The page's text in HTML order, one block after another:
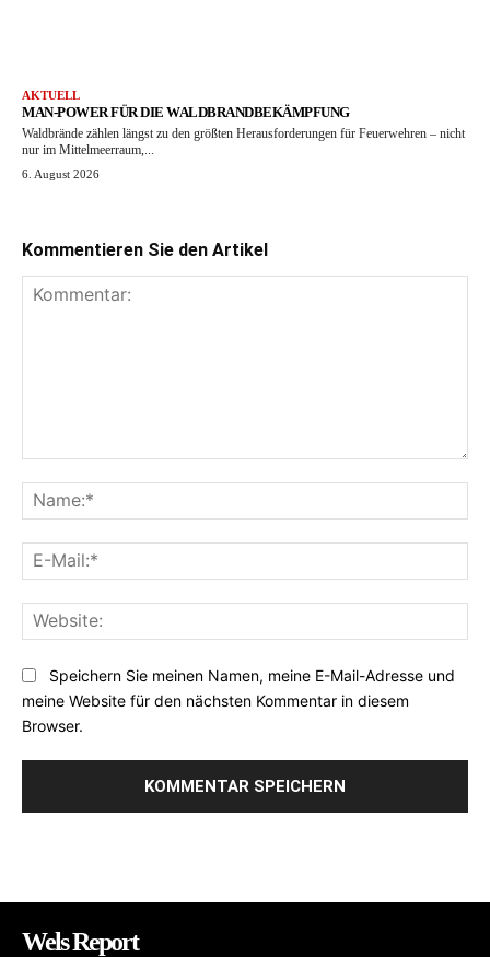
AKTUELL
MAN-POWER FÜR DIE WALDBRANDBEKÄMPFUNG
Waldbrände zählen längst zu den größten Herausforderungen für Feuerwehren – nicht
nur im Mittelmeerraum,...
6. August 2026
Kommentieren Sie den Artikel
Speichern Sie meinen Namen, meine E-Mail-Adresse und
meine Website für den nächsten Kommentar in diesem
Browser.
Wels Report